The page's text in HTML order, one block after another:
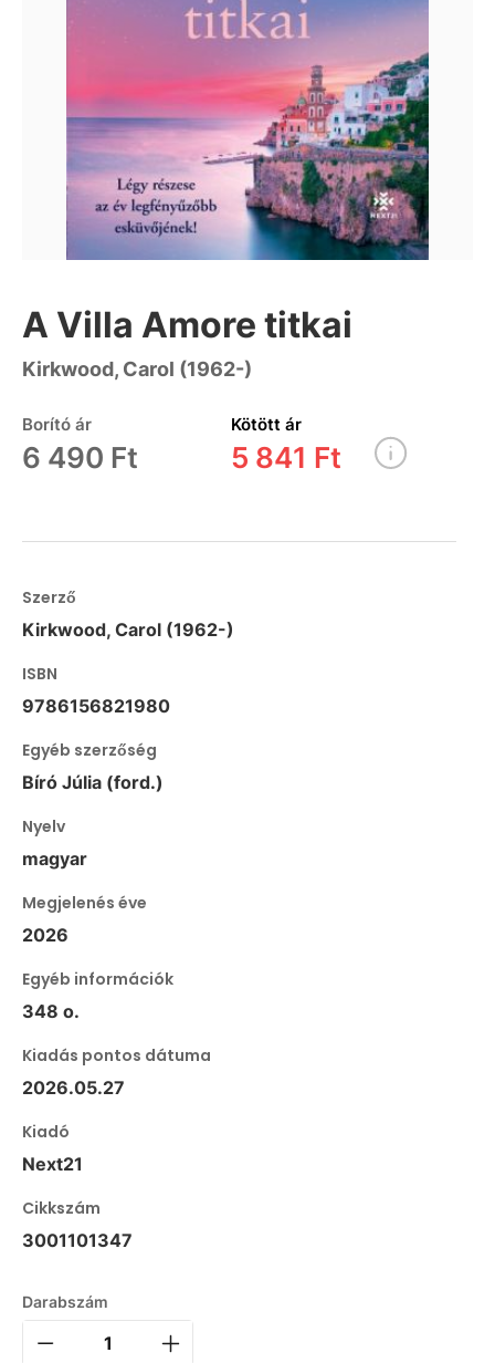
A Villa Amore titkai
Kirkwood, Carol (1962-)
Borító ár
6 490 Ft
Kötött ár
5 841 Ft
Szerző
Kirkwood, Carol (1962-)
ISBN
9786156821980
Egyéb szerzőség
Bíró Júlia (ford.)
Nyelv
magyar
Megjelenés éve
2026
Egyéb információk
348 o.
Kiadás pontos dátuma
2026.05.27
Kiadó
Next21
Cikkszám
3001101347
Darabszám